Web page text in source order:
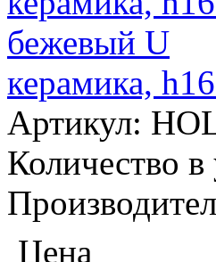
керамика,
Артикул:
Количество в
Цена